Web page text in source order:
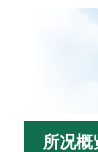
所况概